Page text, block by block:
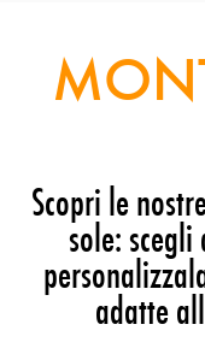
Scopri le
sole:
adatte